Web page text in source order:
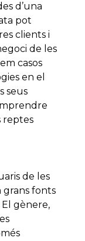
d’una
pot
clients i
de les
casos
en el
seus
reptes
de les
grans fonts
El gènere,